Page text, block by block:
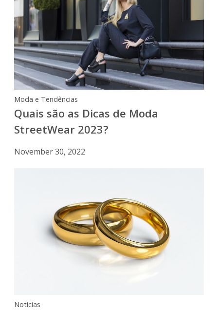
Moda e Tendências
Quais são as Dicas de Moda
StreetWear 2023?
November 30, 2022
Notícias